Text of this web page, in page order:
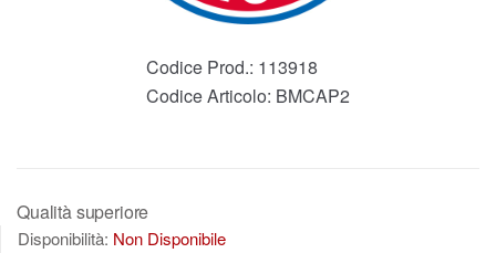
Codice Prod.: 113918
Codice Articolo: BMCAP2
Qualità superiore
Disponibilità: Non Disponibile